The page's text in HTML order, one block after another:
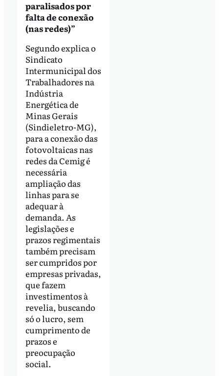
paralisados por
falta de conexão
(nas redes)”
Segundo explica o
Sindicato
Intermunicipal dos
Trabalhadores na
Indústria
Energética de
Minas Gerais
(Sindieletro-MG),
para a conexão das
fotovoltaicas nas
redes da Cemig é
necessária
ampliação das
linhas para se
adequar à
demanda. As
legislações e
prazos regimentais
também precisam
ser cumpridos por
empresas privadas,
que fazem
investimentos à
revelia, buscando
só o lucro, sem
cumprimento de
prazos e
preocupação
social.